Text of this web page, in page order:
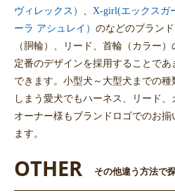
ヴィレックス） 、 X-girl(エックスガ
ーラ アシュレイ） のなどのブラン
（胴輪）、リード、首輪（カラー
定番のデザインを採用することで
できます。小型犬～大型犬までの
しまう愛犬でもハーネス、リード、
オーナー様もブランドロゴでのお
ます。
OTHER その他違う方法で